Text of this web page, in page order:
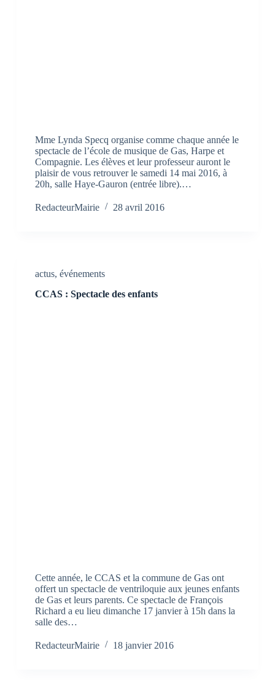
Mme Lynda Specq organise comme chaque année le
spectacle de l’école de musique de Gas, Harpe et
Compagnie. Les élèves et leur professeur auront le
plaisir de vous retrouver le samedi 14 mai 2016, à
20h, salle Haye-Gauron (entrée libre).…
RedacteurMairie 28 avril 2016
actus, événements
CCAS : Spectacle des enfants
Cette année, le CCAS et la commune de Gas ont
offert un spectacle de ventriloquie aux jeunes enfants
de Gas et leurs parents. Ce spectacle de François
Richard a eu lieu dimanche 17 janvier à 15h dans la
salle des…
RedacteurMairie 18 janvier 2016